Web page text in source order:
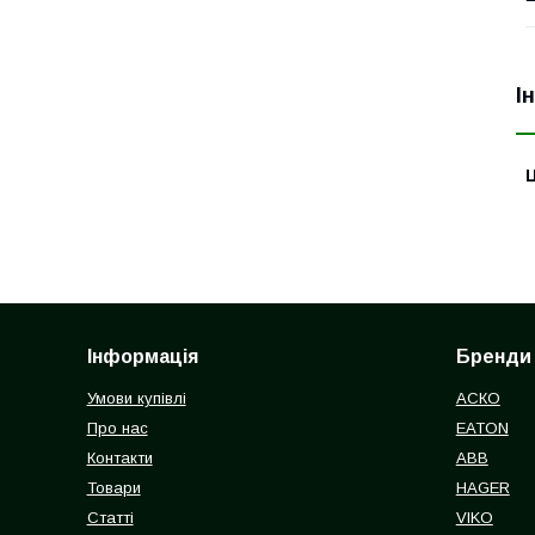
Інформація
Умови купівлі
Про нас
Контакти
Товари
Статті
Бренди
АСКО
EATON
ABB
HAGER
VIKO